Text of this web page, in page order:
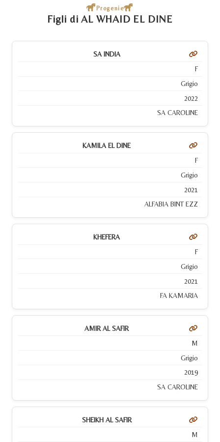
Progenie
Figli di AL WHAID EL DINE
SA INDIA
F
Grigio
2022
SA CAROLINE
KAMILA EL DINE
F
Grigio
2021
ALFABIA BINT EZZ
KHEFERA
F
Grigio
2021
FA KAMARIA
AMIR AL SAFIR
M
Grigio
2019
SA CAROLINE
SHEIKH AL SAFIR
M